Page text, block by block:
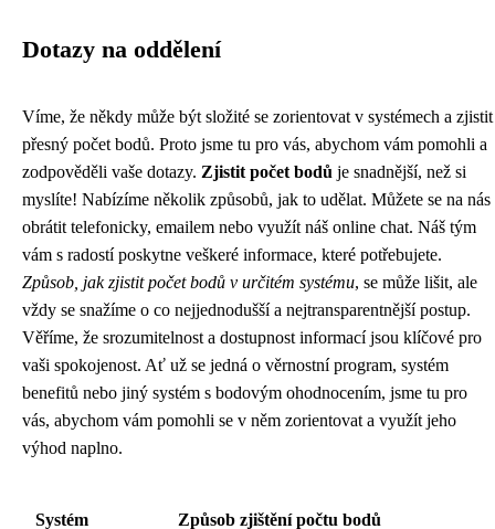
Dotazy na oddělení
Víme, že někdy může být složité se zorientovat v systémech a zjistit
přesný počet bodů. Proto jsme tu pro vás, abychom vám pomohli a
zodpověděli vaše dotazy. Zjistit počet bodů je snadnější, než si
myslíte! Nabízíme několik způsobů, jak to udělat. Můžete se na nás
obrátit telefonicky, emailem nebo využít náš online chat. Náš tým
vám s radostí poskytne veškeré informace, které potřebujete.
Způsob, jak zjistit počet bodů v určitém systému, se může lišit, ale
vždy se snažíme o co nejjednodušší a nejtransparentnější postup.
Věříme, že srozumitelnost a dostupnost informací jsou klíčové pro
vaši spokojenost. Ať už se jedná o věrnostní program, systém
benefitů nebo jiný systém s bodovým ohodnocením, jsme tu pro
vás, abychom vám pomohli se v něm zorientovat a využít jeho
výhod naplno.
Systém Způsob zjištění počtu bodů